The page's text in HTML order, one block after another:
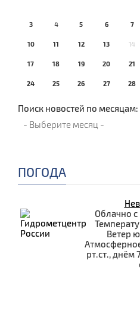
3 4 5 6 7
10 11 12 13 14
17 18 19 20 21
24 25 26 27 28
Поиск новостей по месяцам:
ПОГОДА
Облачно
Ветер
рт.ст., днём